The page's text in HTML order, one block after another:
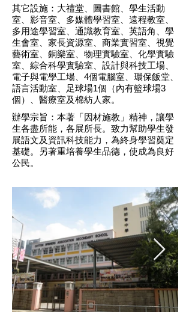
其它設施：大禮堂、圖書館、學生活動
室、影音室、多媒體學習室、遠程教室、
多用途學習室、通識教育室、英語角、學
生會室、家長資源室、商業實習室、視覺
藝術室、銅樂室、物理實驗室、化學實驗
室、綜合科學實驗室、設計與科技工場、
電子與電學工場、4個電腦室、環保飯堂、
語言活動室、足球場1個（內有籃球場3
個）、醫療室及棉紡人家。
辦學宗旨：本著「因材施教」精神，讓學
生各盡所能，各展所長。致力幫助學生發
展語文及資訊科技能力，為終身學習奠定
基礎。另著重培養學生品德，使成為良好
公民。